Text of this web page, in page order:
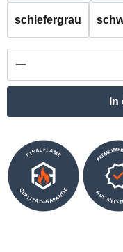
schiefergrau
Produkt
FINALFLAME
QUALITÄTS-GARANTIE AUS